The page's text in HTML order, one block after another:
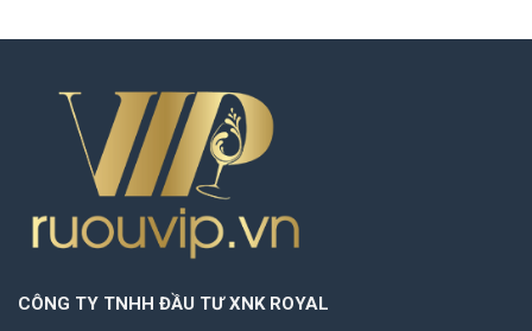
CÔNG TY TNHH ĐẦU TƯ XNK ROYAL